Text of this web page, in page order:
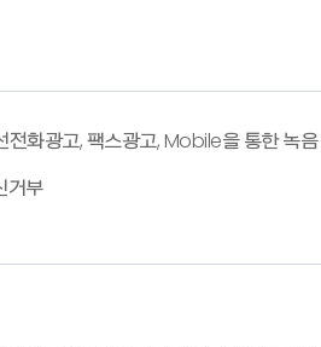
화광고, 팩스광고, Mobile을 통한 녹
거부